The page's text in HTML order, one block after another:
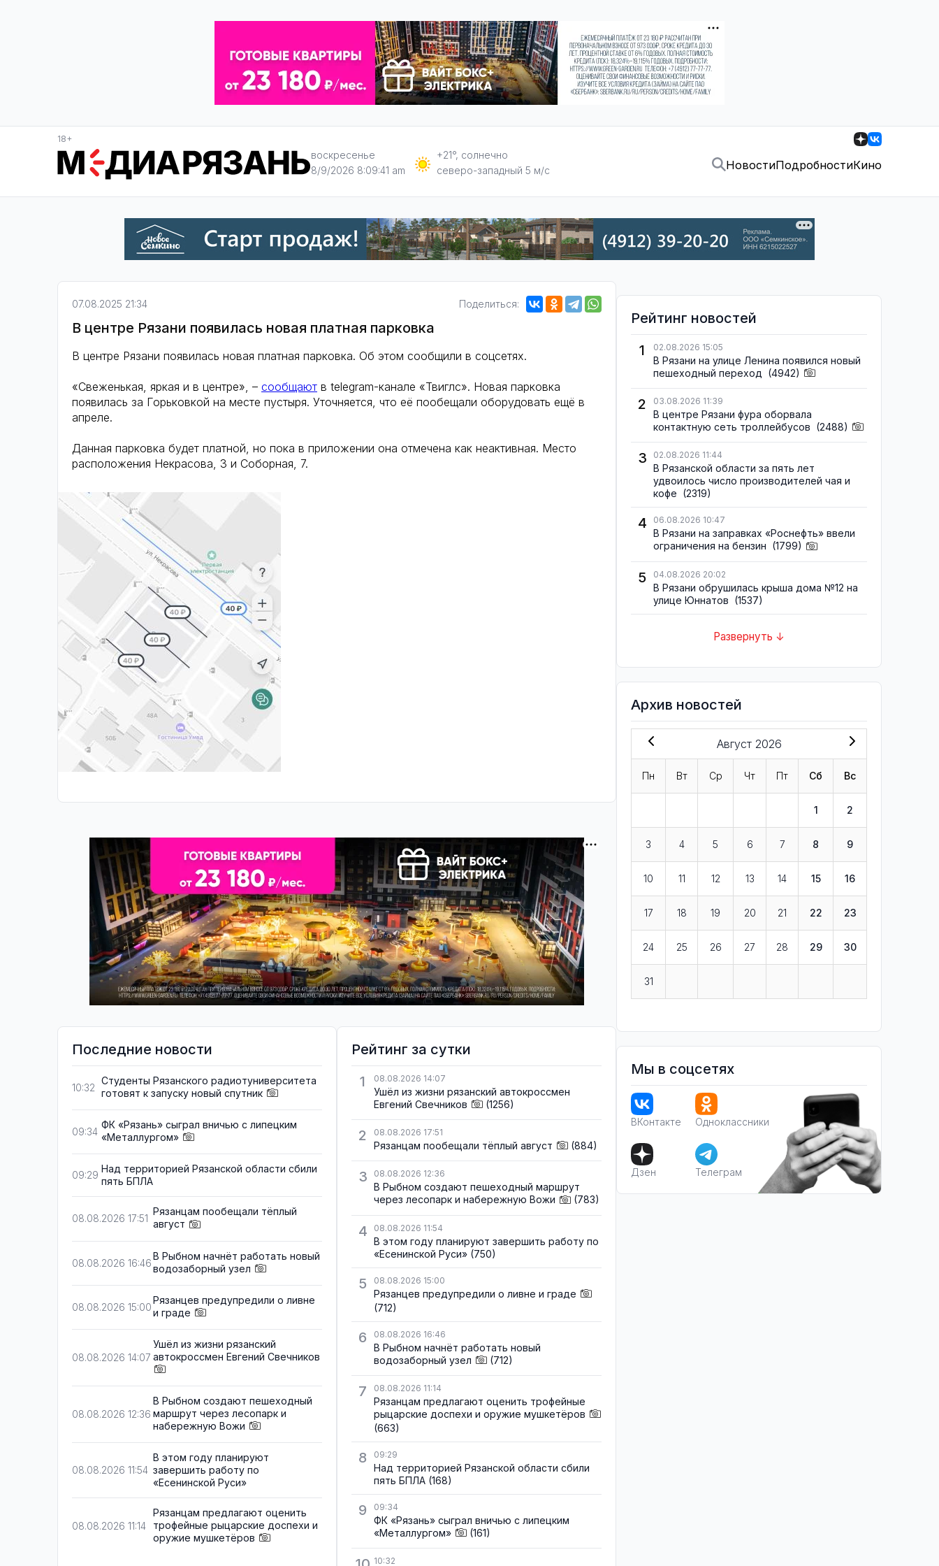
18+
воскресенье
8/9/2026 8:09:42 am
+21°, солнечно
северо-западный 5 м/с
НовостиПодробностиКино
07.08.2025 21:34 Поделиться:
В центре Рязани появилась новая платная парковка
В центре Рязани появилась новая платная парковка. Об этом сообщили в соцсетях.
«Свеженькая, яркая и в центре», – сообщают в telegram-канале «Твиглс». Новая парковка
появилась за Горьковкой на месте пустыря. Уточняется, что её пообещали оборудовать ещё в
апреле.
Данная парковка будет платной, но пока в приложении она отмечена как неактивная. Место
расположения Некрасова, 3 и Соборная, 7.
Последние новости
10:32
Студенты Рязанского радиотуниверситета
готовят к запуску новый спутник
09:34
ФК «Рязань» сыграл вничью с липецким
«Металлургом»
09:29
Над территорией Рязанской области сбили
пять БПЛА
08.08.2026 17:51
Рязанцам пообещали тёплый
август
08.08.2026 16:46
В Рыбном начнёт работать новый
водозаборный узел
08.08.2026 15:00
Рязанцев предупредили о ливне
и граде
08.08.2026 14:07
Ушёл из жизни рязанский
автокроссмен Евгений Свечников
08.08.2026 12:36
В Рыбном создают пешеходный
маршрут через лесопарк и
набережную Вожи
08.08.2026 11:54
В этом году планируют
завершить работу по
«Есенинской Руси»
08.08.2026 11:14
Рязанцам предлагают оценить
трофейные рыцарские доспехи и
оружие мушкетёров
Рейтинг за сутки
1
08.08.2026 14:07
Ушёл из жизни рязанский автокроссмен
Евгений Свечников
(1256)
2 08.08.2026 17:51
Рязанцам пообещали тёплый август (884)
3 08.08.2026 12:36
В Рыбном создают пешеходный маршрут
через лесопарк и набережную Вожи
(783)
4 08.08.2026 11:54
В этом году планируют завершить работу по
«Есенинской Руси» (750)
5 08.08.2026 15:00
Рязанцев предупредили о ливне и граде
(712)
6 08.08.2026 16:46
В Рыбном начнёт работать новый
водозаборный узел
(712)
7 08.08.2026 11:14
Рязанцам предлагают оценить трофейные
рыцарские доспехи и оружие мушкетёров
(663)
8 09:29
Над территорией Рязанской области сбили
пять БПЛА (168)
9 09:34
ФК «Рязань» сыграл вничью с липецким
«Металлургом»
(161)
10:32
Рейтинг новостей
1
02.08.2026 15:05
В Рязани на улице Ленина появился новый
пешеходный переход (4942)
2 03.08.2026 11:39
В центре Рязани фура оборвала
контактную сеть троллейбусов (2488)
3 02.08.2026 11:44
В Рязанской области за пять лет
удвоилось число производителей чая и
кофе (2319)
4 06.08.2026 10:47
В Рязани на заправках «Роснефть» ввели
ограничения на бензин (1799)
5 04.08.2026 20:02
В Рязани обрушилась крыша дома №12 на
улице Юннатов (1537)
Развернуть ↓
Архив новостей
Август 2026
Пн Вт Ср Чт Пт Сб Вс
1 2
3 4 5 6 7 8 9
10 11 12 13 14 15 16
17 18 19 20 21 22 23
24 25 26 27 28 29 30
31
Мы в соцсетях
ВКонтакте Одноклассники
Дзен Телеграм